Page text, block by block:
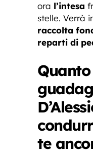
ora l’intesa
stelle. Verrà
raccolta
reparti di
te